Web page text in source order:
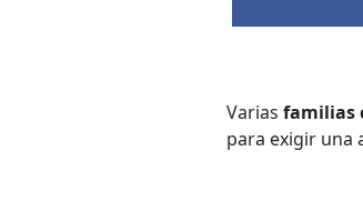
Varias familias
para exigir una